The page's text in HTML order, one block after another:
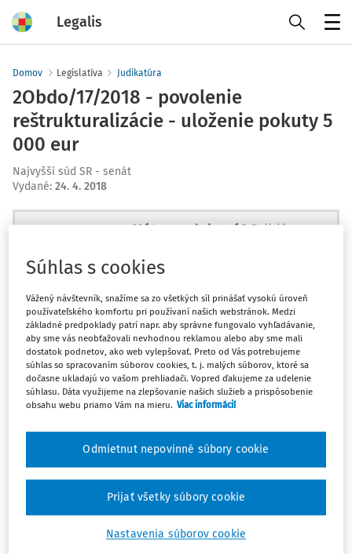
Legalis
Domov Legislatíva Judikatúra
2Obdo/17/2018 - povolenie
reštrukturalizácie - uloženie pokuty 5
000 eur
Najvyšší súd SR - senát
Vydané: 24. 4. 2018
Máte predplatné? Prihláste sa
Ups, zatiaľ ste si prečítali len
začiatok...
Celý odborný obsah z tejto oblasti je
dostupný predplatiteľom portálu.
Odomknite si prístup k odbornému
obsahu a získajte prístup na 10 dní
zdarma, stačí sa len zaregistrovať.
Vďaka registrácii získate prístup aj k
Súhlas s cookies
Vážený návštevník, snažíme sa zo všetkých síl prinášať vysokú úroveň
používateľského komfortu pri používaní našich webstránok. Medzi
základné predpoklady patrí napr. aby správne fungovalo vyhľadávanie,
aby sme vás neobťažovali nevhodnou reklamou alebo aby sme mali
dostatok podnetov, ako web vylepšovať. Preto od Vás potrebujeme
súhlas so spracovaním súborov cookies, t. j. malých súborov, ktoré sa
dočasne ukladajú vo vašom prehliadači. Vopred ďakujeme za udelenie
súhlasu. Dáta využijeme na zlepšovanie našich služieb a prispôsobenie
obsahu webu priamo Vám na mieru. Viac informácií
Nastavenia súborov cookie
Odmietnut nepovinné súbory cookie
Prijať všetky súbory cookie